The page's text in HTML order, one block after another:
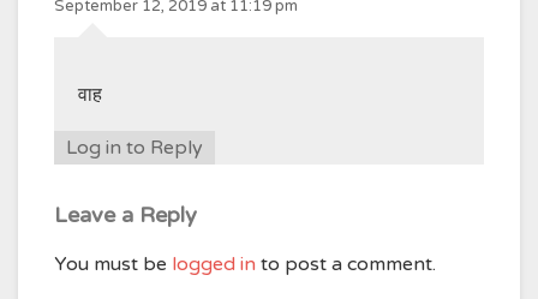
September 12, 2019 at 11:19 pm
वाह
Log in to Reply
Leave a Reply
You must be logged in to post a comment.